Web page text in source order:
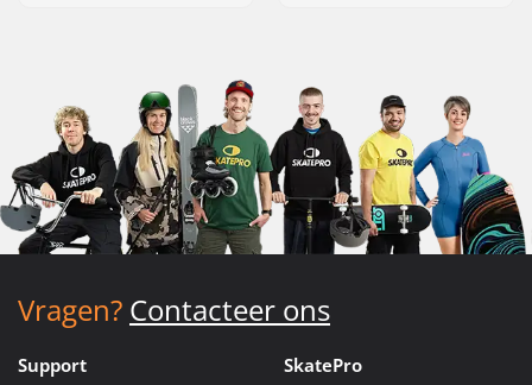
Vragen? Contacteer ons
Support SkatePro